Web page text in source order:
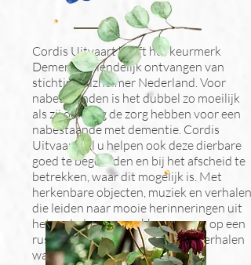
Cordis Uitvaart heeft het keurmerk
Dementievriendelijk ontvangen van
stichting Alzheimer Nederland. Voor
nabestaanden is het dubbel zo moeilijk
als zij ook nog de zorg hebben voor een
nabestaande met dementie. Cordis
Uitvaart zal u helpen ook deze dierbare
goed te begeleiden en bij het afscheid te
betrekken, waar dit mogelijk is. Met
herkenbare objecten, muziek en verhalen
die leiden naar mooie herinneringen uit
het verleden; gesprekken voeren op een
rustige manier en het liefdevol herhalen
wanneer nodig.